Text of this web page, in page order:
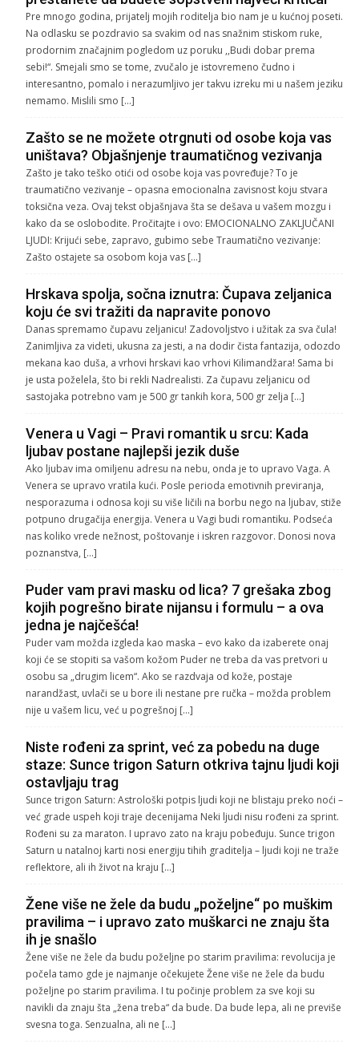
Pre mnogo godina, prijatelj mojih roditelja bio nam je u kućnoj poseti.
Na odlasku se pozdravio sa svakim od nas snažnim stiskom ruke,
prodornim značajnim pogledom uz poruku ,,Budi dobar prema
sebi!“. Smejali smo se tome, zvučalo je istovremeno čudno i
interesantno, pomalo i nerazumljivo jer takvu izreku mi u našem jeziku
nemamo. Mislili smo […]
Zašto se ne možete otrgnuti od osobe koja vas
uništava? Objašnjenje traumatičnog vezivanja
Zašto je tako teško otići od osobe koja vas povređuje? To je
traumatično vezivanje – opasna emocionalna zavisnost koju stvara
toksična veza. Ovaj tekst objašnjava šta se dešava u vašem mozgu i
kako da se oslobodite. Pročitajte i ovo: EMOCIONALNO ZAKLJUČANI
LJUDI: Krijući sebe, zapravo, gubimo sebe Traumatično vezivanje:
Zašto ostajete sa osobom koja vas […]
Hrskava spolja, sočna iznutra: Čupava zeljanica
koju će svi tražiti da napravite ponovo
Danas spremamo čupavu zeljanicu! Zadovoljstvo i užitak za sva čula!
Zanimljiva za videti, ukusna za jesti, a na dodir čista fantazija, odozdo
mekana kao duša, a vrhovi hrskavi kao vrhovi Kilimandžara! Sama bi
je usta poželela, što bi rekli Nadrealisti. Za čupavu zeljanicu od
sastojaka potrebno vam je 500 gr tankih kora, 500 gr zelja […]
Venera u Vagi – Pravi romantik u srcu: Kada
ljubav postane najlepši jezik duše
Ako ljubav ima omiljenu adresu na nebu, onda je to upravo Vaga. A
Venera se upravo vratila kući. Posle perioda emotivnih previranja,
nesporazuma i odnosa koji su više ličili na borbu nego na ljubav, stiže
potpuno drugačija energija. Venera u Vagi budi romantiku. Podseća
nas koliko vrede nežnost, poštovanje i iskren razgovor. Donosi nova
poznanstva, […]
Puder vam pravi masku od lica? 7 grešaka zbog
kojih pogrešno birate nijansu i formulu – a ova
jedna je najčešća!
Puder vam možda izgleda kao maska – evo kako da izaberete onaj
koji će se stopiti sa vašom kožom Puder ne treba da vas pretvori u
osobu sa „drugim licem“. Ako se razdvaja od kože, postaje
narandžast, uvlači se u bore ili nestane pre ručka – možda problem
nije u vašem licu, već u pogrešnoj […]
Niste rođeni za sprint, već za pobedu na duge
staze: Sunce trigon Saturn otkriva tajnu ljudi koji
ostavljaju trag
Sunce trigon Saturn: Astrološki potpis ljudi koji ne blistaju preko noći –
već grade uspeh koji traje decenijama Neki ljudi nisu rođeni za sprint.
Rođeni su za maraton. I upravo zato na kraju pobeđuju. Sunce trigon
Saturn u natalnoj karti nosi energiju tihih graditelja – ljudi koji ne traže
reflektore, ali ih život na kraju […]
Žene više ne žele da budu „poželjne“ po muškim
pravilima – i upravo zato muškarci ne znaju šta
ih je snašlo
Žene više ne žele da budu poželjne po starim pravilima: revolucija je
počela tamo gde je najmanje očekujete Žene više ne žele da budu
poželjne po starim pravilima. I tu počinje problem za sve koji su
navikli da znaju šta „žena treba“ da bude. Da bude lepa, ali ne previše
svesna toga. Senzualna, ali ne […]